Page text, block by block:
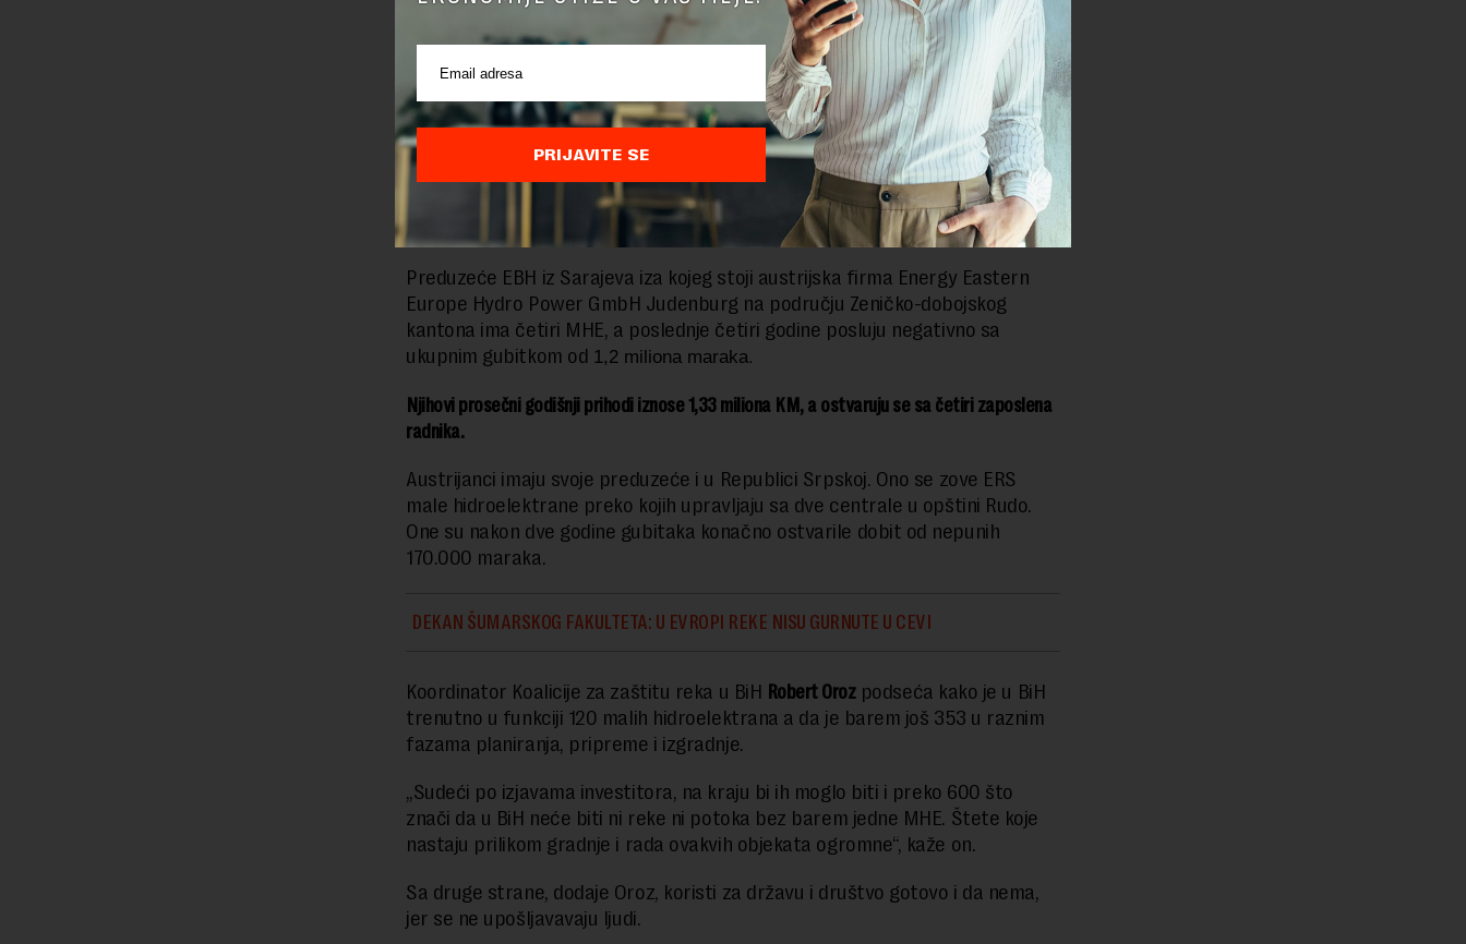
Poslednju, 2021. godinu završilisu
u skromnom plusu od 10.727 maraka, nakon
gubitka od skoro 250.000 KM iz 2020. godine.
Plaćamo li potrebu ili luksuz: Analiza računa za struju
Velike gubitke prave i četiri centrale preduzeća Intrade Sarajevo u
vlasništvu slovenačke kompanije Petrol. Od osnivanja njihov minus je 12,5
je napravljen minus od skoro 400.000 KM.
Preduzeće EBH iz Sarajeva iza kojeg stoji austrijska firma Energy Eastern
Europe Hydro Power GmbH Judenburg na području Zeničko-dobojskog
kantona ima četiri MHE, a poslednje četiri godine posluju negativno sa
ukupnim gubitkom od 1,2 miliona maraka.
Njihovi prosečni godišnji prihodi iznose 1,33 miliona KM, a ostvaruju se sa četiri zaposlena
radnika.
Austrijanci imaju svoje preduzeće i u Republici Srpskoj. Ono se zove ERS
male hidroelektrane preko kojih upravljaju sa dve centrale u opštini Rudo.
One su nakon dve godine gubitaka konačno ostvarile dobit od nepunih
170.000 maraka.
DEKAN ŠUMARSKOG FAKULTETA: U EVROPI REKE NISU GURNUTE U CEVI
Koordinator Koalicije za zaštitu reka u BiH Robert Orozpodseća kako je u BiH
trenutno u funkciji 120 malih hidroelektrana a da je barem još 353 u raznim
fazama planiranja, pripreme i izgradnje.
„Sudeći po izjavama investitora, na kraju bi ih moglo biti i preko 600 što
znači da u BiH neće biti ni reke ni potoka bez barem jedne MHE. Štete koje
nastaju prilikom gradnje i rada ovakvih objekata ogromne“, kaže on.
Sa druge strane, dodaje Oroz, koristi za državu i društvo gotovo i da nema,
jer se ne upošljavavaju ljudi.
PRIJAVITE SE